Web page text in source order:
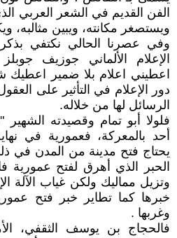
الفن القديم في الشعر العربي
ويستصغر مكانته، ويبين مثالبه،
وفي عصرنا الحالي نكتفي
الإعلام الألماني جوزيف جوبلز
اعطيني اعلام بلا ضمير
دور الإعلام في التأثير على
الرسائل لها من خلاله.
فلولا أبو تمام وقصيدته
أحد بالمعركة، فعمورية في
يحتاج فتح مدينة من المدن في
الحبر الذي أهرق لفتح عمورية
وتزيل مماليك ولكن غياب الآلة
خبرها كما تطاير خبر فتح
وغربها .
فالحجاج بن يوسف الثقفي،